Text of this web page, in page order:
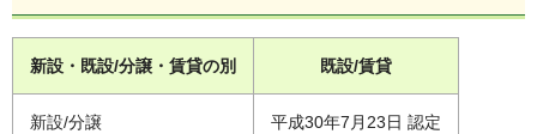
新設・既設/分譲・賃貸の別 既設/賃貸
新設/分譲 平成30年7月23日 認定